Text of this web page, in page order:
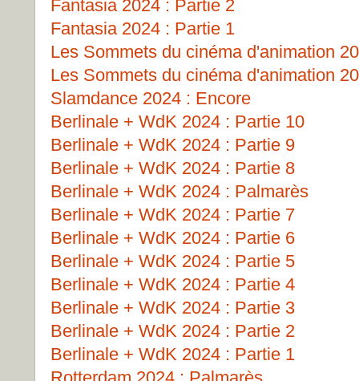
Fantasia 2024 : Partie 2
Fantasia 2024 : Partie 1
Les Sommets du cinéma d'animation
Les Sommets du cinéma d'animation
Slamdance 2024 : Encore
Berlinale + WdK 2024 : Partie 10
Berlinale + WdK 2024 : Partie 9
Berlinale + WdK 2024 : Partie 8
Berlinale + WdK 2024 : Palmarès
Berlinale + WdK 2024 : Partie 7
Berlinale + WdK 2024 : Partie 6
Berlinale + WdK 2024 : Partie 5
Berlinale + WdK 2024 : Partie 4
Berlinale + WdK 2024 : Partie 3
Berlinale + WdK 2024 : Partie 2
Berlinale + WdK 2024 : Partie 1